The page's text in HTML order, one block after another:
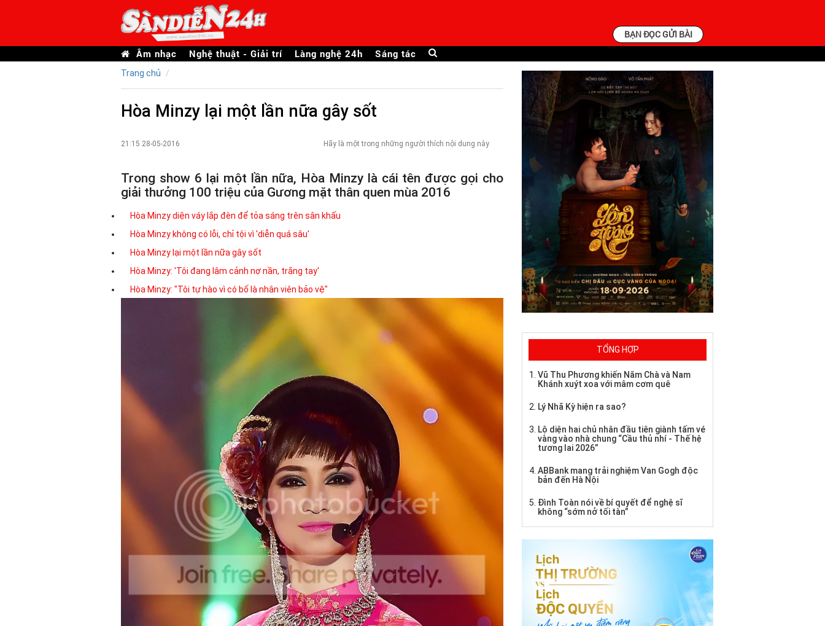
BẠN ĐỌC GỬI BÀI
Âm nhạc Nghệ thuật - Giải trí Làng nghệ 24h Sáng tác
Trang chủ
Hòa Minzy lại một lần nữa gây sốt
21:15 28-05-2016 Hãy là một trong những người thích nội dung này
Trong show 6 lại một lần nữa, Hòa Minzy là cái tên được gọi cho
giải thưởng 100 triệu của Gương mặt thân quen mùa 2016
Hòa Minzy diện váy lắp đèn để tỏa sáng trên sân khấu
Hòa Minzy không có lỗi, chỉ tội vì 'diễn quá sâu'
Hòa Minzy lại một lần nữa gây sốt
Hòa Minzy: 'Tôi đang lâm cảnh nợ nần, trắng tay'
Hòa Minzy: "Tôi tự hào vì có bố là nhân viên bảo vệ"
TỔNG HỢP
Vũ Thu Phương khiến Năm Chà và Nam
Khánh xuýt xoa với mâm cơm quê
Lý Nhã Kỳ hiện ra sao?
Lộ diện hai chủ nhân đầu tiên giành tấm vé
vàng vào nhà chung “Cầu thủ nhí - Thế hệ
tương lai 2026”
ABBank mang trải nghiệm Van Gogh độc
bản đến Hà Nội
Đình Toàn nói về bí quyết để nghệ sĩ
không “sớm nở tối tàn”